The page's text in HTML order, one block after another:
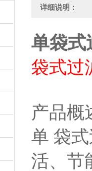
详细说明：
单袋式
袋式过
产品概
单 袋
活、节